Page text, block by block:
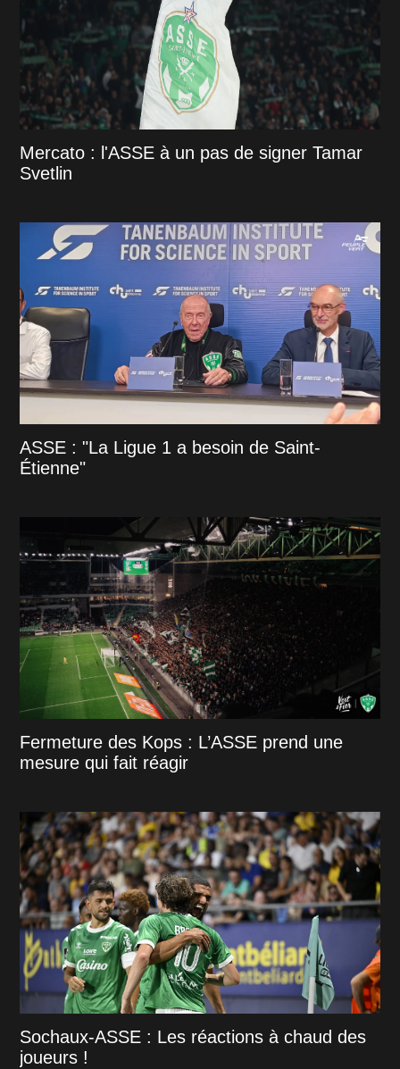
Mercato : l'ASSE à un pas de signer Tamar
Svetlin
ASSE : "La Ligue 1 a besoin de Saint-
Étienne"
Fermeture des Kops : L’ASSE prend une
mesure qui fait réagir
Sochaux-ASSE : Les réactions à chaud des
joueurs !